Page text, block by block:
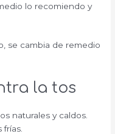
lo recomiendo y
se cambia de remedio
la tos
naturales y caldos.